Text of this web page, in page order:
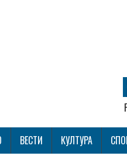
ВЕСТИ КУЛТУРА